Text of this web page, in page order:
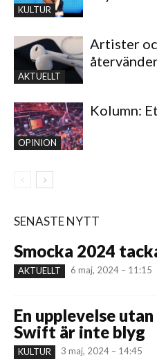
KULTUR
AKTUELLT
Artister
OPINION
Kolumn:
SENASTE NYTT
Smocka 2024
AKTUELLT 6 maj, 2024 – 11:15
En upplevelse
Swift är inte blyg
KULTUR 3 maj, 2024 – 14:45